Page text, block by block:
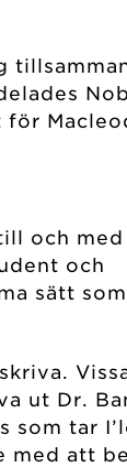
för
och med
och
sätt
ut Dr.
som tar
med att